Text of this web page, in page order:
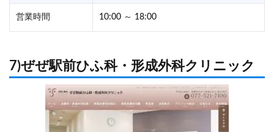
営業時間 10:00 ～ 18:00
7)ぜぜ駅前ひふ科・形成外科クリニック